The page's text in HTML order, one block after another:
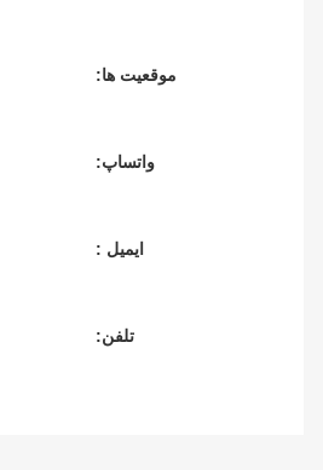
موقعیت ها:
واتساپ:
ایمیل :
تلفن: